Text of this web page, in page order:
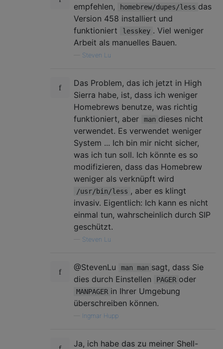
empfehlen,
homebrew/dupes/less das
Version 458 installiert und
funktioniert
lesskey . Viel weniger
Arbeit als manuelles Bauen.
Steven Lu
Das Problem, das ich jetzt in High
Sierra habe, ist, dass ich weniger
Homebrews benutze, was richtig
funktioniert, aber
man dieses nicht
verwendet. Es verwendet weniger
System ... Ich bin mir nicht sicher,
was ich tun soll. Ich könnte es so
modifizieren, dass das Homebrew
weniger als verknüpft wird
/usr/bin/less , aber es klingt
invasiv. Eigentlich: Ich kann es nicht
einmal tun, wahrscheinlich durch SIP
geschützt.
Steven Lu
@StevenLu man man sagt, dass Sie
dies durch Einstellen
PAGER oder
MANPAGER in Ihrer Umgebung
überschreiben können.
Ingmar Hupp
Ja, ich habe das zu meiner Shell-